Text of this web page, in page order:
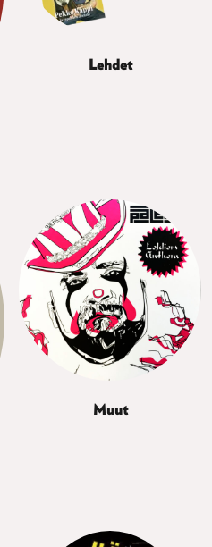
Lehdet
Muut